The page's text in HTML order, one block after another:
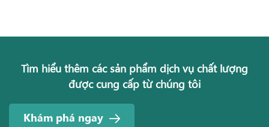
Tìm hiểu thêm các sản phẩm dịch vụ chất lượng
được cung cấp từ chúng tôi
Khám phá ngay